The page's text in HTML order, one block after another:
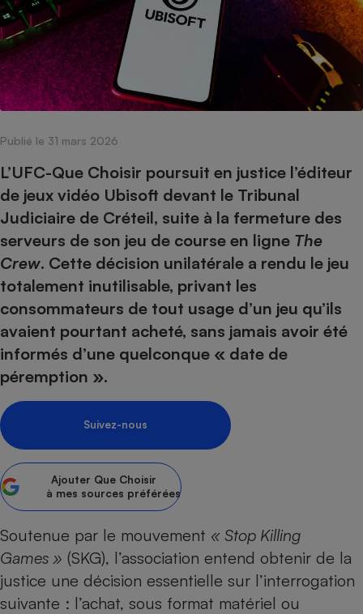
Publié le 31 mars 2026
L’UFC-Que Choisir poursuit en justice l’éditeur
de jeux vidéo Ubisoft devant le Tribunal
Judiciaire de Créteil, suite à la fermeture des
serveurs de son jeu de course en ligne The
Crew. Cette décision unilatérale a rendu le jeu
totalement inutilisable, privant les
consommateurs de tout usage d’un jeu qu’ils
avaient pourtant acheté, sans jamais avoir été
informés d’une quelconque « date de
péremption ».
Suivez-nous
Ajouter Que Choisir
à mes sources préférées
Soutenue par le mouvement « Stop Killing
Games » (SKG), l’association entend obtenir de la
justice une décision essentielle sur l’interrogation
suivante : l’achat, sous format matériel ou
Sécurité - Hygiène
Supermarché - Drive
bouteille
Assurance
Banque - Crédit
Epargne - Fiscalité
Mutuelle
Assurance emprunteur
Banque
Circulation routière
Contrôle technique -
Pièce détachée
Moto
Comparateur auto
Comparatif
Comparatif plaque à
Comparatif climatiseur
Comparatif aspirateur
Comparatif aspirateur
Comparatif cafetière
Comparatif robot cuiseur
Comparatif centrale
Gros électroménager
Lave-linge
Comparatif casque audio
Comparatif barre de son
Comparatif ordinateur
Comparatif ultrabook
Comparatif tablette
Image et son
Informatique
Internet
Téléphonie
Téléviseur
Crédit immobilier
Comparatif tondeuse
Comparatif poêle à
Aménagement
Bricolage - Jardinage
Chauffage
Produit d'entretien
Sécurité domestique
Hygiène - Beauté
Maladie - Médecine -
Système de santé -
Antimoustique
Maison de retraite
Retraite
Choisir son fioul
Choisir son pellet
Comparateur assurance emprunteur
Energie Moins Chère Ensemble
Tous les comparateurs
Toutes les cartes interactives
Speedtest - Testez le débit de votre
connexion Internet